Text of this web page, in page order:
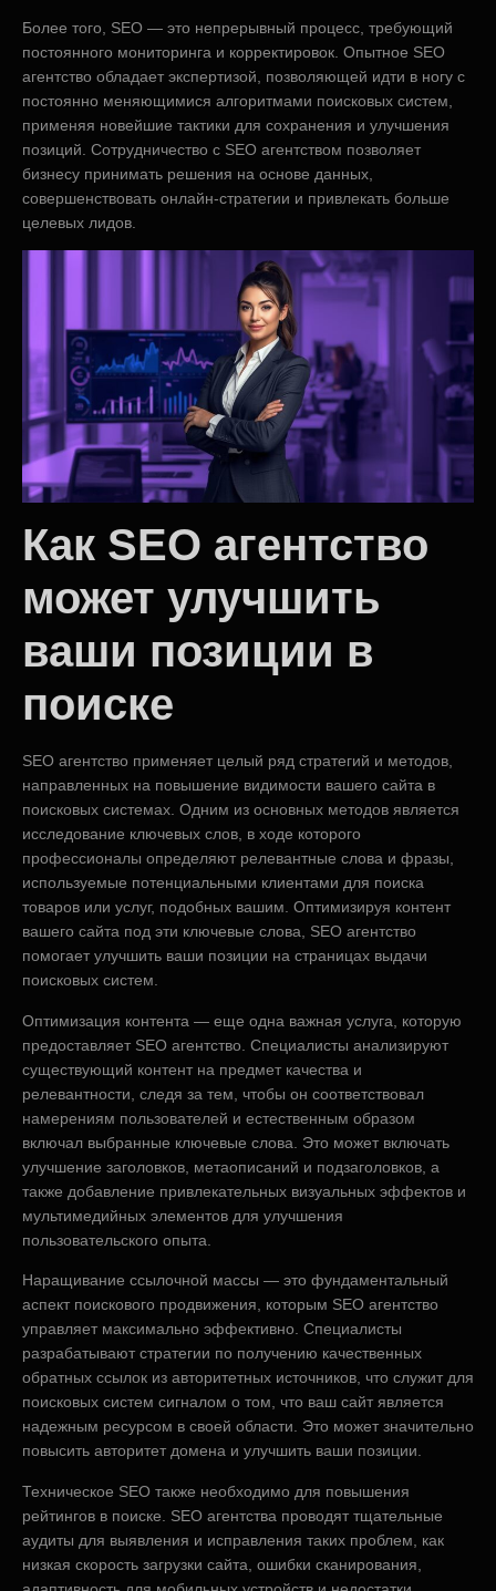
Более того, SEO — это непрерывный процесс, требующий
постоянного мониторинга и корректировок. Опытное SEO
агентство обладает экспертизой, позволяющей идти в ногу с
постоянно меняющимися алгоритмами поисковых систем,
применяя новейшие тактики для сохранения и улучшения
позиций. Сотрудничество с SEO агентством позволяет
бизнесу принимать решения на основе данных,
совершенствовать онлайн-стратегии и привлекать больше
целевых лидов.
Как SEO агентство
может улучшить
ваши позиции в
поиске
SEO агентство применяет целый ряд стратегий и методов,
направленных на повышение видимости вашего сайта в
поисковых системах. Одним из основных методов является
исследование ключевых слов, в ходе которого
профессионалы определяют релевантные слова и фразы,
используемые потенциальными клиентами для поиска
товаров или услуг, подобных вашим. Оптимизируя контент
вашего сайта под эти ключевые слова, SEO агентство
помогает улучшить ваши позиции на страницах выдачи
поисковых систем.
Оптимизация контента — еще одна важная услуга, которую
предоставляет SEO агентство. Специалисты анализируют
существующий контент на предмет качества и
релевантности, следя за тем, чтобы он соответствовал
намерениям пользователей и естественным образом
включал выбранные ключевые слова. Это может включать
улучшение заголовков, метаописаний и подзаголовков, а
также добавление привлекательных визуальных эффектов и
мультимедийных элементов для улучшения
пользовательского опыта.
Наращивание ссылочной массы — это фундаментальный
аспект поискового продвижения, которым SEO агентство
управляет максимально эффективно. Специалисты
разрабатывают стратегии по получению качественных
обратных ссылок из авторитетных источников, что служит для
поисковых систем сигналом о том, что ваш сайт является
надежным ресурсом в своей области. Это может значительно
повысить авторитет домена и улучшить ваши позиции.
Техническое SEO также необходимо для повышения
рейтингов в поиске. SEO агентства проводят тщательные
аудиты для выявления и исправления таких проблем, как
низкая скорость загрузки сайта, ошибки сканирования,